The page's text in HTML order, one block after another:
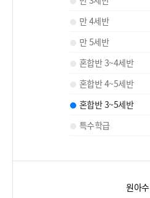
만 4세반
만 5세반
혼합반 3~4세반
혼합반 4~5세반
혼합반 3~5세반
특수학급
원아수